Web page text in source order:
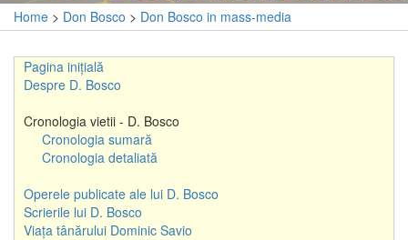
Home > Don Bosco > Don Bosco in mass-media
Pagina inițială
Despre D. Bosco
Cronologia vietii - D. Bosco
Cronologia sumară
Cronologia detaliată
Operele publicate ale lui D. Bosco
Scrierile lui D. Bosco
Viața tânărului Dominic Savio